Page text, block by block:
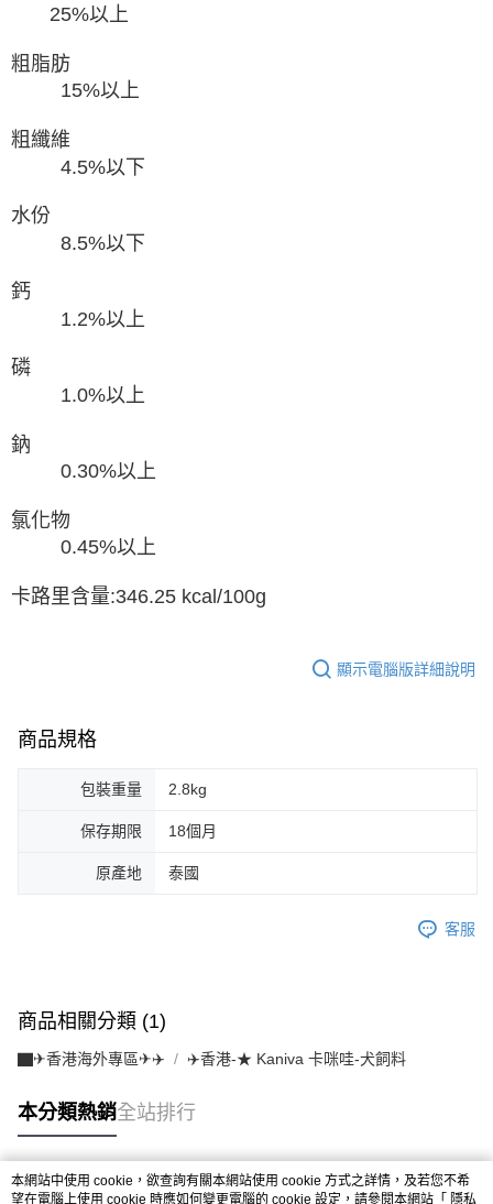
25%以上
粗脂肪
15%以上
粗纖維
4.5%以下
水份
8.5%以下
鈣
1.2%以上
磷
1.0%以上
鈉
0.30%以上
氯化物
0.45%以上
卡路里含量:346.25 kcal/100g
顯示電腦版詳細說明
商品規格
包裝重量 2.8kg
保存期限 18個月
原產地 泰國
客服
商品相關分類 (1)
▇✈香港海外專區✈✈️ ✈️香港-★ Kaniva 卡咪哇-犬飼料
本分類熱銷全站排行
熱門標籤
本網站中使用 cookie，欲查詢有關本網站使用 cookie 方式之詳情，及若您不希
望在電腦上使用 cookie 時應如何變更電腦的 cookie 設定，請參閱本網站「 隱私